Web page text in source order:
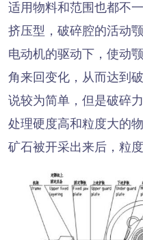
适用物料和范围也都不
挤压型，破碎腔的活动
电动机的驱动下，使动
角来回变化，从而达到
说较为简单，但是破碎
处理硬度高和粒度大的
矿石被开采出来后，粒